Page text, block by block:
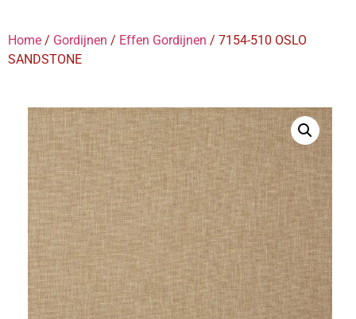
Home / Gordijnen / Effen Gordijnen / 7154-510 OSLO
SANDSTONE